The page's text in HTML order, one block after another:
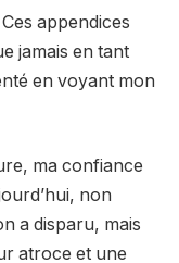
appendices
jamais en tant
en voyant mon
ma confiance
non
a disparu, mais
atroce et une